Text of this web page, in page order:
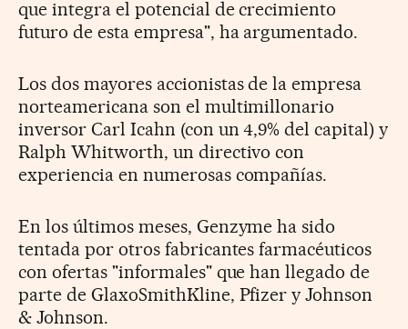
que integra el potencial de crecimiento
futuro de esta empresa", ha argumentado.
Los dos mayores accionistas de la empresa
norteamericana son el multimillonario
inversor Carl Icahn (con un 4,9% del capital) y
Ralph Whitworth, un directivo con
experiencia en numerosas compañías.
En los últimos meses, Genzyme ha sido
tentada por otros fabricantes farmacéuticos
con ofertas "informales" que han llegado de
parte de GlaxoSmithKline, Pfizer y Johnson
& Johnson.